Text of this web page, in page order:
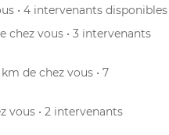
• 4 intervenants disponibles
chez vous • 3 intervenants
km de chez vous • 7
vous • 2 intervenants